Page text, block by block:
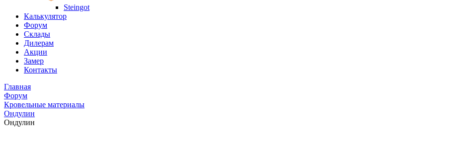
Steingot
Калькулятор
Форум
Склады
Дилерам
Акции
Замер
Контакты
Главная
Форум
Кровельные материалы
Ондулин
Ондулин